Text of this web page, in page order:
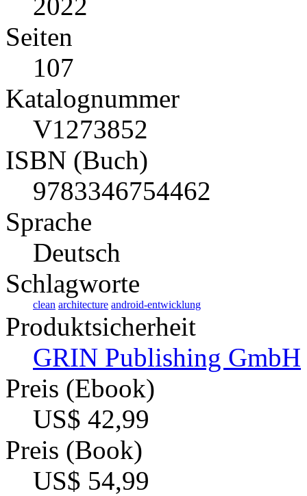
Seiten
107
Katalognummer
V1273852
ISBN (Buch)
9783346754462
Sprache
Deutsch
Schlagworte
clean architecture android-entwicklung
Produktsicherheit
GRIN Publishing GmbH
Preis (Ebook)
US$ 42,99
Preis (Book)
US$ 54,99